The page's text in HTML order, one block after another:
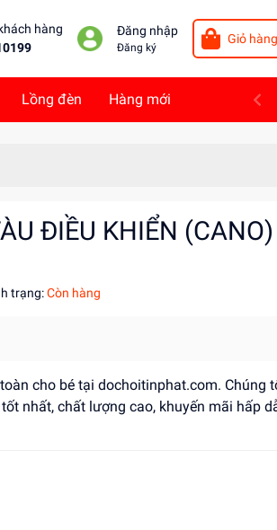
hàng
Đăng nhập
Đăng ký
Giỏ hàng
Lồng đèn Hàng mới
ĐIỀU KHIỂN (CANO)
trạng:Còn hàng
cho bé tại dochoitinphat.com. Chúng
nhất, chất lượng cao, khuyến mãi hấp